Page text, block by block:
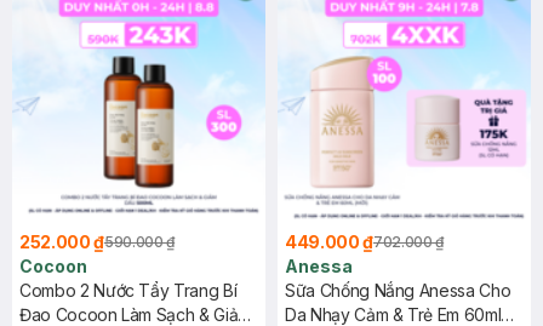
252.000 ₫590.000 ₫
Cocoon
Combo 2 Nước Tẩy Trang Bí
Đao Cocoon Làm Sạch & Giảm
449.000 ₫702.000 ₫
Anessa
Sữa Chống Nắng Anessa Cho
Da Nhạy Cảm & Trẻ Em 60ml